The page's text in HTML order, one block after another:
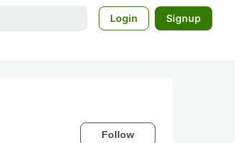
Login Signup
Follow